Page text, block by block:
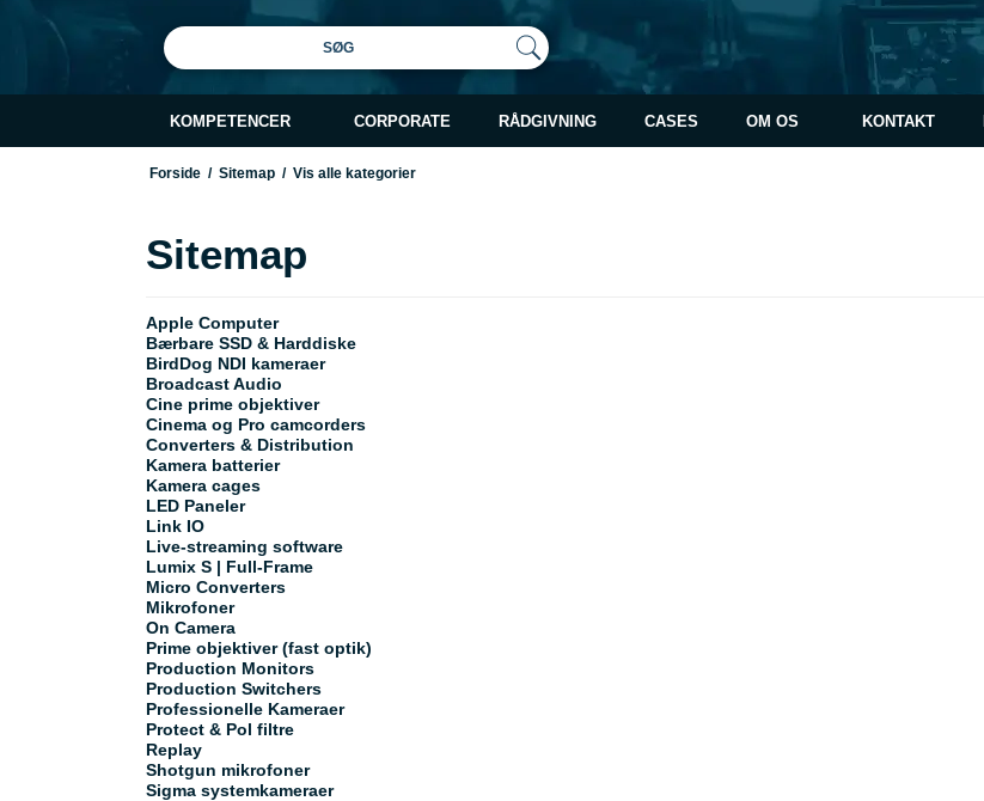
SØG
KOMPETENCER CORPORATE RÅDGIVNING CASES OM OS KONTAKT
Forside / Sitemap / Vis alle kategorier
Sitemap
Apple Computer
Bærbare SSD & Harddiske
BirdDog NDI kameraer
Broadcast Audio
Cine prime objektiver
Cinema og Pro camcorders
Converters & Distribution
Kamera batterier
Kamera cages
LED Paneler
Link IO
Live-streaming software
Lumix S | Full-Frame
Micro Converters
Mikrofoner
On Camera
Prime objektiver (fast optik)
Production Monitors
Production Switchers
Professionelle Kameraer
Protect & Pol filtre
Replay
Shotgun mikrofoner
Sigma systemkameraer